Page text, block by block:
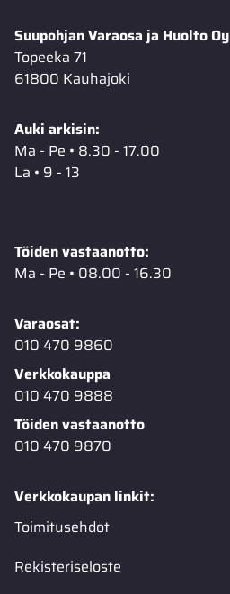
Suupohjan Varaosa ja Huolto Oy
Topeeka 71
61800 Kauhajoki
Auki arkisin:
Ma - Pe • 8.30 - 17.00
La • 9 - 13
Töiden vastaanotto:
Ma - Pe • 08.00 - 16.30
Varaosat:
010 470 9860
Verkkokauppa
010 470 9888
Töiden vastaanotto
010 470 9870
Verkkokaupan linkit:
Toimitusehdot
Rekisteriseloste